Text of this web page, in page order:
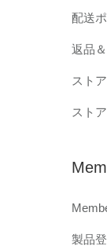
配送
返品
スト
スト
製品